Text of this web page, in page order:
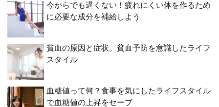
今からでも遅くない！疲れにくい体を作るため
に必要な成分を補給しよう
貧血の原因と症状。貧血予防を意識したライフ
スタイル
血糖値って何？食事を気にしたライフスタイル
で血糖値の上昇をセーブ